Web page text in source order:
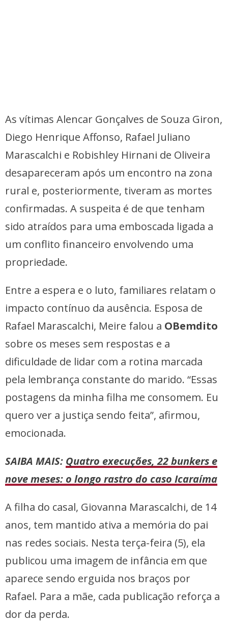
As vítimas Alencar Gonçalves de Souza Giron,
Diego Henrique Affonso, Rafael Juliano
Marascalchi e Robishley Hirnani de Oliveira
desapareceram após um encontro na zona
rural e, posteriormente, tiveram as mortes
confirmadas. A suspeita é de que tenham
sido atraídos para uma emboscada ligada a
um conflito financeiro envolvendo uma
propriedade.
Entre a espera e o luto, familiares relatam o
impacto contínuo da ausência. Esposa de
Rafael Marascalchi, Meire falou a OBemdito
sobre os meses sem respostas e a
dificuldade de lidar com a rotina marcada
pela lembrança constante do marido. “Essas
postagens da minha filha me consomem. Eu
quero ver a justiça sendo feita”, afirmou,
emocionada.
SAIBA MAIS: Quatro execuções, 22 bunkers e
nove meses: o longo rastro do caso Icaraíma
A filha do casal, Giovanna Marascalchi, de 14
anos, tem mantido ativa a memória do pai
nas redes sociais. Nesta terça-feira (5), ela
publicou uma imagem de infância em que
aparece sendo erguida nos braços por
Rafael. Para a mãe, cada publicação reforça a
dor da perda.